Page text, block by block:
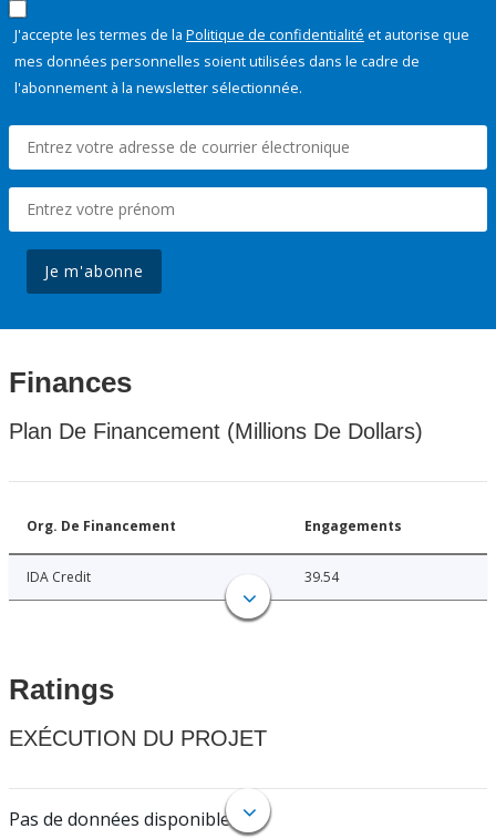
J'accepte les termes de la Politique de confidentialité et autorise que
mes données personnelles soient utilisées dans le cadre de
l'abonnement à la newsletter sélectionnée.
Je m'abonne
Finances
Plan De Financement (Millions De Dollars)
Org. De Financement Engagements
IDA Credit 39.54
Ratings
EXÉCUTION DU PROJET
Pas de données disponibles.